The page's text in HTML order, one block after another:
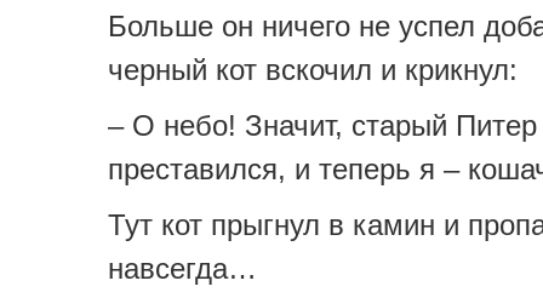
Больше он ничего не успел
черный кот вскочил и крикнул:
– О небо! Значит, старый Питер
преставился, и теперь я –
Тут кот прыгнул в камин и
навсегда…